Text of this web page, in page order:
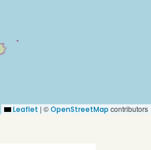
Leaflet | ©OpenStreetMap contributors